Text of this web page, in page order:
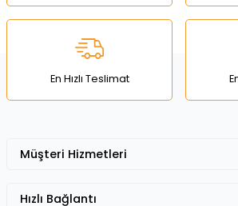
Ürün fiyatı diğer sitelerden daha pahalı.
Bu ürüne benzer farklı alternatifler olmalı.
En Hızlı Teslimat
Müşteri Hizmetleri
Hızlı Bağlantı